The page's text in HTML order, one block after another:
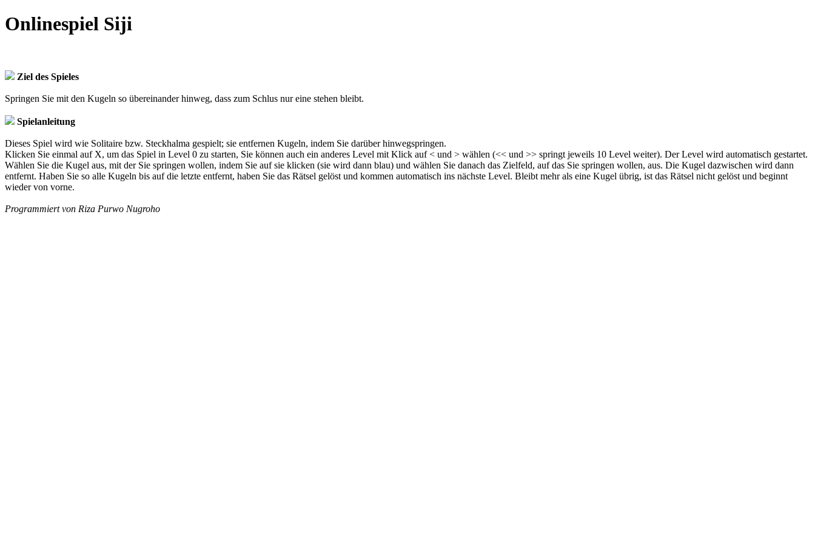
Onlinespiel Siji
Ziel des Spieles
Springen Sie mit den Kugeln so übereinander hinweg, dass zum Schlus nur eine stehen bleibt.
Spielanleitung
Dieses Spiel wird wie Solitaire bzw. Steckhalma gespielt; sie entfernen Kugeln, indem Sie darüber hinwegspringen.
Klicken Sie einmal auf X, um das Spiel in Level 0 zu starten, Sie können auch ein anderes Level mit Klick auf < und > wählen (<< und >> springt jeweils 10 Level weiter). Der Level wird automatisch gestartet.
Wählen Sie die Kugel aus, mit der Sie springen wollen, indem Sie auf sie klicken (sie wird dann blau) und wählen Sie danach das Zielfeld, auf das Sie springen wollen, aus. Die Kugel dazwischen wird dann
entfernt. Haben Sie so alle Kugeln bis auf die letzte entfernt, haben Sie das Rätsel gelöst und kommen automatisch ins nächste Level. Bleibt mehr als eine Kugel übrig, ist das Rätsel nicht gelöst und beginnt
wieder von vorne.
Programmiert von Riza Purwo Nugroho